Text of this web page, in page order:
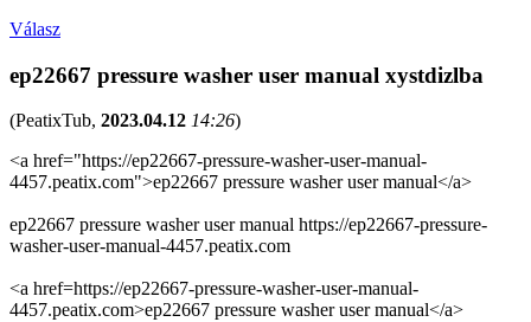
Válasz
ep22667 pressure washer user manual xystdizlba
(PeatixTub, 2023.04.12 14:26)
<a href="https://ep22667-pressure-washer-user-manual-
4457.peatix.com">ep22667 pressure washer user manual</a>
ep22667 pressure washer user manual https://ep22667-pressure-
washer-user-manual-4457.peatix.com
<a href=https://ep22667-pressure-washer-user-manual-
4457.peatix.com>ep22667 pressure washer user manual</a>